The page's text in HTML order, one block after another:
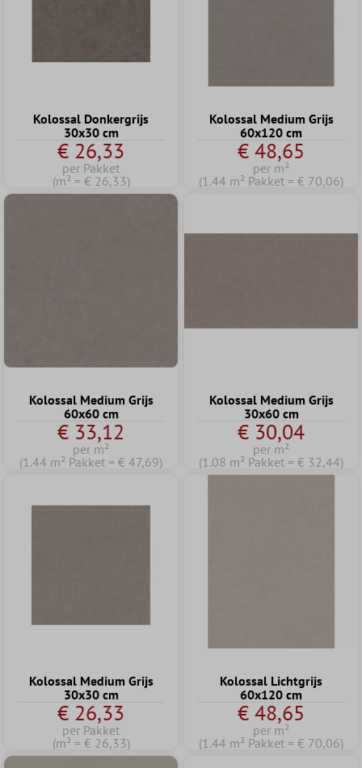
Kolossal Donkergrijs
30x30 cm
€ 26,33
per Pakket
(m² = € 26,33)
Kolossal Medium Grijs
60x120 cm
€ 48,65
per m²
(1.44 m² Pakket = € 70,06)
Kolossal Medium Grijs
60x60 cm
€ 33,12
per m²
(1.44 m² Pakket = € 47,69)
Kolossal Medium Grijs
30x60 cm
€ 30,04
per m²
(1.08 m² Pakket = € 32,44)
Kolossal Medium Grijs
30x30 cm
€ 26,33
per Pakket
(m² = € 26,33)
Kolossal Lichtgrijs
60x120 cm
€ 48,65
per m²
(1.44 m² Pakket = € 70,06)